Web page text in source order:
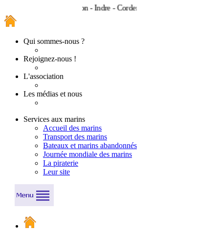
- Couëron - Indre - Cordemais
Qui sommes-nous ?
Rejoignez-nous !
L'association
Les médias et nous
Services aux marins
Accueil des marins
Transport des marins
Bateaux et marins abandonnés
Journée mondiale des marins
La piraterie
Leur site